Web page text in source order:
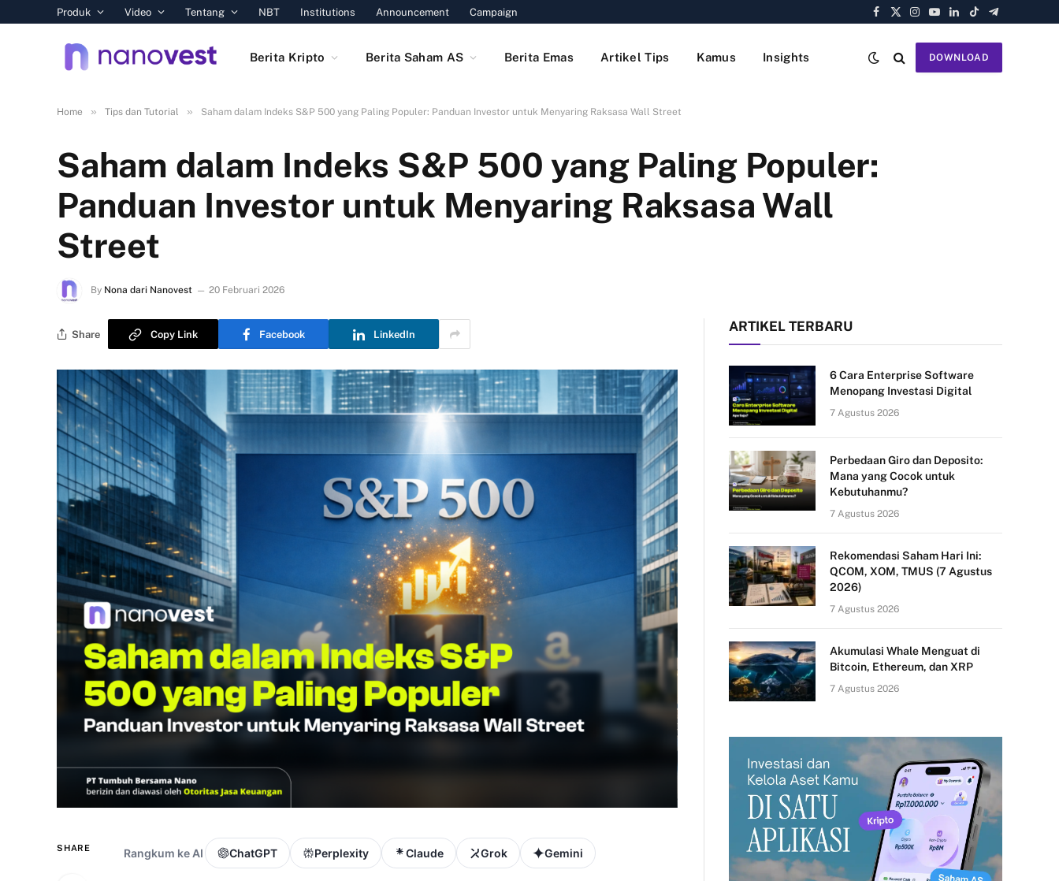
Produk Video Tentang NBT Institutions Announcement Campaign
Facebook
X
Instagram
YouTube
LinkedIn
TikTokTelegram
Berita Kripto Berita Saham AS Berita Emas Artikel Tips Kamus Insights DOWNLOAD
Home » Tips dan Tutorial » Saham dalam Indeks S&P 500 yang Paling Populer: Panduan Investor untuk Menyaring Raksasa Wall Street
Saham dalam Indeks S&P 500 yang Paling Populer:
Panduan Investor untuk Menyaring Raksasa Wall
Street
By Nona dari Nanovest 20 Februari 2026
Share Copy Link Facebook LinkedIn
SHARE Rangkum ke AI ChatGPT Perplexity Claude Grok Gemini
ARTIKEL TERBARU
6 Cara Enterprise Software
Menopang Investasi Digital
7 Agustus 2026
Perbedaan Giro dan Deposito:
Mana yang Cocok untuk
Kebutuhanmu?
7 Agustus 2026
Rekomendasi Saham Hari Ini:
QCOM, XOM, TMUS (7 Agustus
2026)
7 Agustus 2026
Akumulasi Whale Menguat di
Bitcoin, Ethereum, dan XRP
7 Agustus 2026